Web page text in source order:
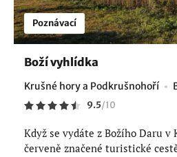
Poznávací
Boží vyhlídka
Krušné hory a Podkrušnohoří
9.5/10
Když se vydáte z Božího Daru v
červeně značené turistické